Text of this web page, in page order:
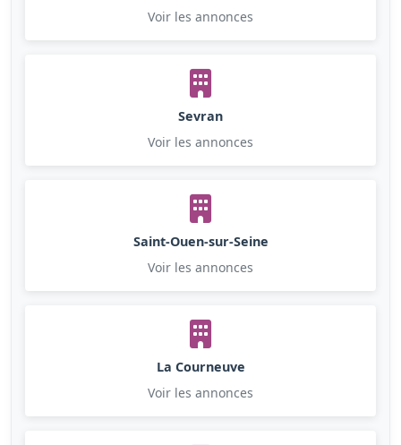
Voir les annonces
Sevran
Voir les annonces
Saint-Ouen-sur-Seine
Voir les annonces
La Courneuve
Voir les annonces